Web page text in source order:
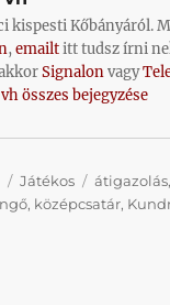
kispesti Kőbányáról.
,emailtitt tudsz írni
Signalonvagy
vh összes bejegyzése
Kategória
Játékos Címke
átigazolás,
, középcsatár,